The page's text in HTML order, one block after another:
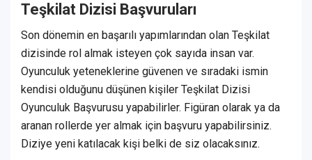
Teşkilat Dizisi Başvuruları
Son dönemin en başarılı yapımlarından olan Teşkilat
dizisinde rol almak isteyen çok sayıda insan var.
Oyunculuk yeteneklerine güvenen ve sıradaki ismin
kendisi olduğunu düşünen kişiler Teşkilat Dizisi
Oyunculuk Başvurusu yapabilirler. Figüran olarak ya da
aranan rollerde yer almak için başvuru yapabilirsiniz.
Diziye yeni katılacak kişi belki de siz olacaksınız.